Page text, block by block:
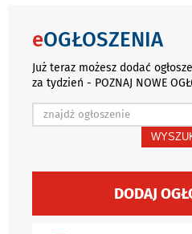
eOGŁOSZENIA
Już teraz możesz dodać
za tydzień - POZNAJ NOWE
DODAJ